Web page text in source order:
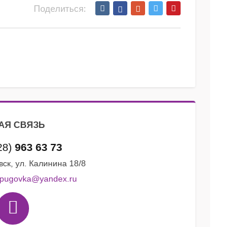
Поделиться:
СВЯЗЬ
963 63 73
ул. Калинина 18/8